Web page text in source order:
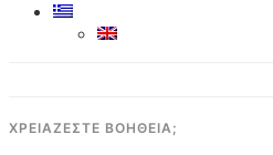
ΧΡΕΙΑΖΕΣΤΕ ΒΟΗΘΕΙΑ;